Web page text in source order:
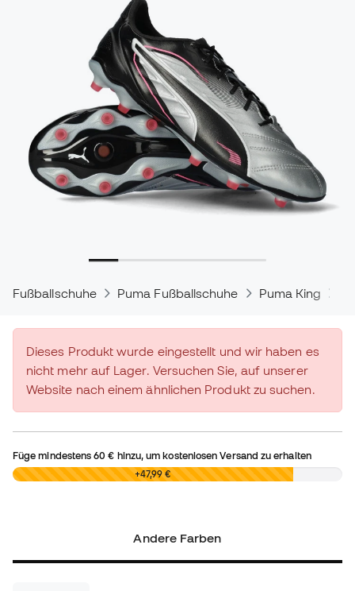
Fußballschuhe Puma Fußballschuhe Puma King
Dieses Produkt wurde eingestellt und wir haben es
nicht mehr auf Lager. Versuchen Sie, auf unserer
Website nach einem ähnlichen Produkt zu suchen.
Füge mindestens60 € hinzu, um kostenlosen Versand zu erhalten
0,00 € +47,99 €
Andere Farben